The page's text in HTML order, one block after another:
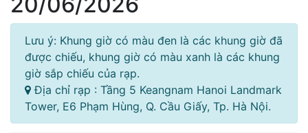
Lưu ý: Khung giờ có màu đen là các khung giờ đã
được chiếu, khung giờ có màu xanh là các khung
giờ sắp chiếu của rạp.
Địa chỉ rạp : Tầng 5 Keangnam Hanoi Landmark
Tower, E6 Phạm Hùng, Q. Cầu Giấy, Tp. Hà Nội.